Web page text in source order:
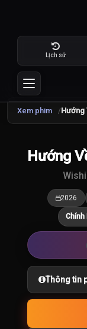
Lịch sử
Xem phim Hướng
Hướng
2026
Chính
Thông tin